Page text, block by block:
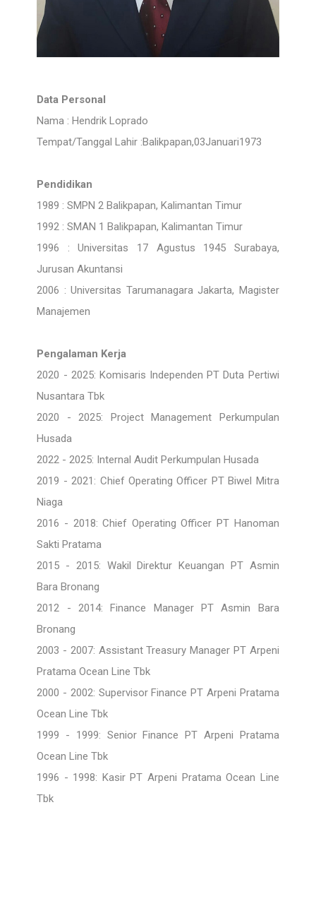
Data Personal
Nama : Hendrik Loprado
Tempat/Tanggal Lahir :Balikpapan,03Januari1973
Pendidikan
1989 : SMPN 2 Balikpapan, Kalimantan Timur
1992 : SMAN 1 Balikpapan, Kalimantan Timur
1996 : Universitas 17 Agustus 1945 Surabaya,
Jurusan Akuntansi
2006 : Universitas Tarumanagara Jakarta, Magister
Manajemen
Pengalaman Kerja
2020 - 2025: Komisaris Independen PT Duta Pertiwi
Nusantara Tbk
2020 - 2025: Project Management Perkumpulan
Husada
2022 - 2025: Internal Audit Perkumpulan Husada
2019 - 2021: Chief Operating Officer PT Biwel Mitra
Niaga
2016 - 2018: Chief Operating Officer PT Hanoman
Sakti Pratama
2015 - 2015: Wakil Direktur Keuangan PT Asmin
Bara Bronang
2012 - 2014: Finance Manager PT Asmin Bara
Bronang
2003 - 2007: Assistant Treasury Manager PT Arpeni
Pratama Ocean Line Tbk
2000 - 2002: Supervisor Finance PT Arpeni Pratama
Ocean Line Tbk
1999 - 1999: Senior Finance PT Arpeni Pratama
Ocean Line Tbk
1996 - 1998: Kasir PT Arpeni Pratama Ocean Line
Tbk